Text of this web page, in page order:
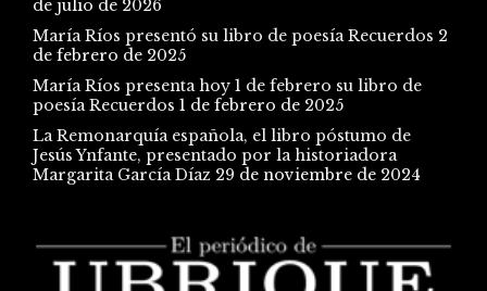
de julio de 2026
María Ríos presentó su libro de poesía Recuerdos 2
de febrero de 2025
María Ríos presenta hoy 1 de febrero su libro de
poesía Recuerdos 1 de febrero de 2025
La Remonarquía española, el libro póstumo de
Jesús Ynfante, presentado por la historiadora
Margarita García Díaz 29 de noviembre de 2024